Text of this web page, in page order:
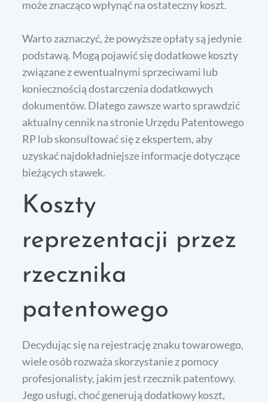
może znacząco wpłynąć na ostateczny koszt.
Warto zaznaczyć, że powyższe opłaty są jedynie
podstawą. Mogą pojawić się dodatkowe koszty
związane z ewentualnymi sprzeciwami lub
koniecznością dostarczenia dodatkowych
dokumentów. Dlatego zawsze warto sprawdzić
aktualny cennik na stronie Urzędu Patentowego
RP lub skonsultować się z ekspertem, aby
uzyskać najdokładniejsze informacje dotyczące
bieżących stawek.
Koszty
reprezentacji przez
rzecznika
patentowego
Decydując się na rejestrację znaku towarowego,
wiele osób rozważa skorzystanie z pomocy
profesjonalisty, jakim jest rzecznik patentowy.
Jego usługi, choć generują dodatkowy koszt,